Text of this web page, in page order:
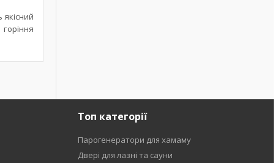
Топ категорії
Парогенератори для хамаму
Двері для лазні та сауни